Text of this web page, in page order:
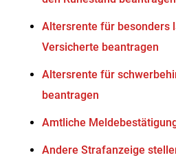
Altersrente für besonders
Versicherte beantragen
Altersrente für
beantragen
Amtliche
Andere Strafanzeige